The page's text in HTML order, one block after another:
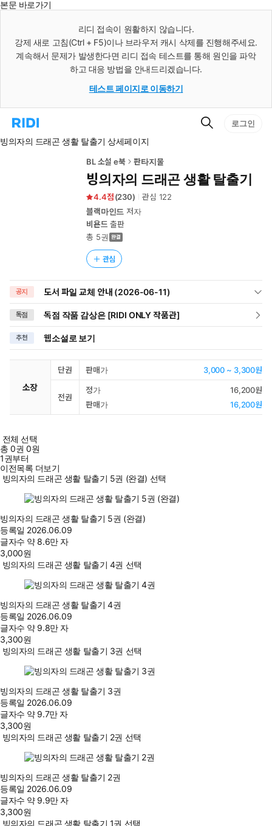
본문 바로가기
리디 접속이 원활하지 않습니다.
강제 새로 고침(Ctrl + F5)이나 브라우저 캐시 삭제를 진행해주세요.
계속해서 문제가 발생한다면 리디 접속 테스트를 통해 원인을 파악
하고 대응 방법을 안내드리겠습니다.
테스트 페이지로 이동하기
리
홈
검
로그인
빙의자의 드래곤 생활 탈출기 상세페이지
BL 소설 e북 판타지물
빙의자의 드래곤 생활 탈출기
4.4 (230) 관심 122
블랙마인드 저자
비욘드 출판
총 5권
관심
공지 도서 파일 교체 안내 (2026-06-11)
독점 독점 작품 감상은 [RIDI ONLY 작품관]
추천 웹소설로 보기
소장
단권 판매가 3,000 ~ 3,300원
전권
정가
16,200원
판매가
16,200원
전체 선택
총0권 0원
1권부터
이전목록 더보기
빙의자의 드래곤 생활 탈출기 5권 (완결) 선택
빙의자의 드래곤 생활 탈출기 5권 (완결)
등록일 2026.06.09
글자수 약 8.6만 자
3,000원
빙의자의 드래곤 생활 탈출기 4권 선택
빙의자의 드래곤 생활 탈출기 4권
등록일 2026.06.09
글자수 약 9.8만 자
3,300원
빙의자의 드래곤 생활 탈출기 3권 선택
빙의자의 드래곤 생활 탈출기 3권
등록일 2026.06.09
글자수 약 9.7만 자
3,300원
빙의자의 드래곤 생활 탈출기 2권 선택
빙의자의 드래곤 생활 탈출기 2권
등록일 2026.06.09
글자수 약 9.9만 자
3,300원
빙의자의 드래곤 생활 탈출기 1권 선택